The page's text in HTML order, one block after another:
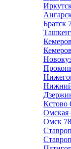
Братск
Кстово
Омская
Омск 78